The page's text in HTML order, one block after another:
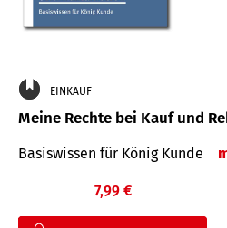
EINKAUF
Meine Rechte bei Kauf und
Basiswissen für König Kunde
7,99 €